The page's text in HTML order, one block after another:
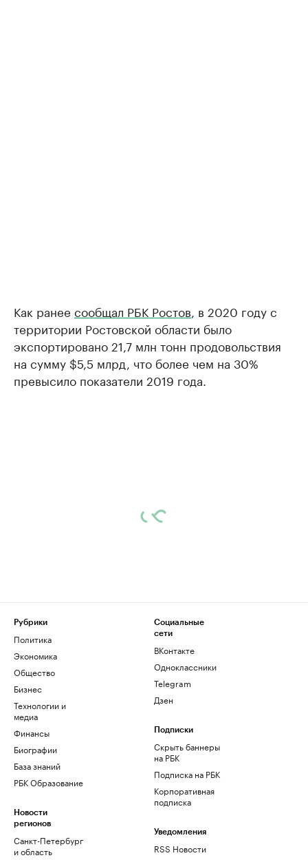
Как ранее сообщал РБК Ростов , в 2020 году с
территории Ростовской области было
экспортировано 21,7 млн тонн продовольствия
на сумму $5,5 млрд, что более чем на 30%
превысило показатели 2019 года.
Рубрики
Политика
Экономика
Общество
Бизнес
Технологии и
медиа
Финансы
Биографии
База знаний
РБК Образование
Новости
регионов
Санкт-Петербург
и область
Социальные
сети
ВКонтакте
Одноклассники
Telegram
Дзен
Подписки
Скрыть баннеры
на РБК
Подписка на РБК
Корпоративная
подписка
Уведомления
RSS Новости